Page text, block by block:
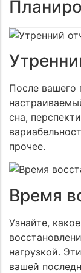
После вашего
сна,
прочее.
Время
Узнайте,
нагрузкой.
вашей